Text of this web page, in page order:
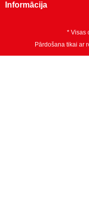
Informācija
* Visas
Pārdošana tikai ar